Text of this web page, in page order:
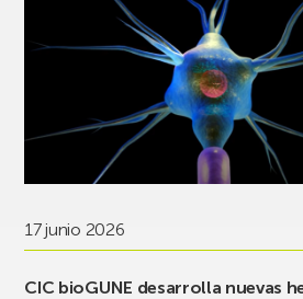
17 junio 2026
CIC bioGUNE desarrolla nuevas